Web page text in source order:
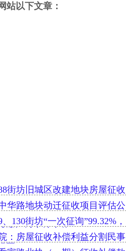
站以下文章：
街坊旧城区改建地块房屋征收
华路地块动迁征收项目评估公
130街坊“一次征询”99.32%，
滨江城市综合体
：房屋征收补偿利益分割民事
要(2020)